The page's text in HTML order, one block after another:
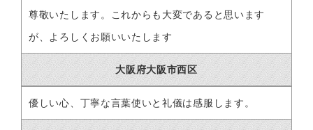
尊敬いたします。これからも大変であると思います
が、よろしくお願いいたします
大阪府大阪市西区
優しい心、丁寧な言葉使いと礼儀は感服します。